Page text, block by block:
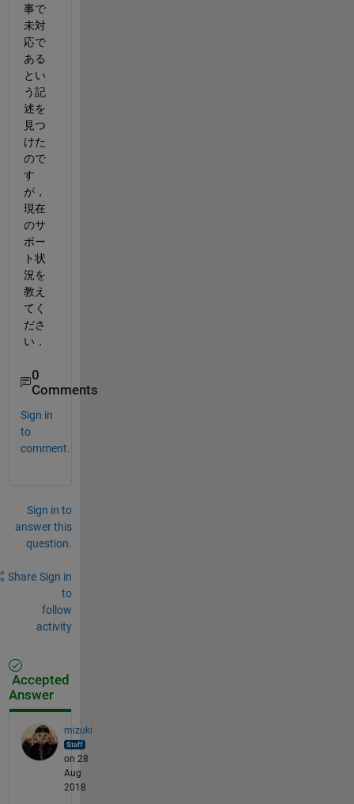
事で
未対
応で
ある
とい
う記
述を
見つ
けた
ので
す
が，
現在
のサ
ポー
ト状
況を
教え
てく
ださ
い．
0
Comments
Sign in
to
comment.
Sign in to
answer this
question.
Share Sign in
to
follow
activity
Accepted
Answer
mizuki
on 28
Aug
2018